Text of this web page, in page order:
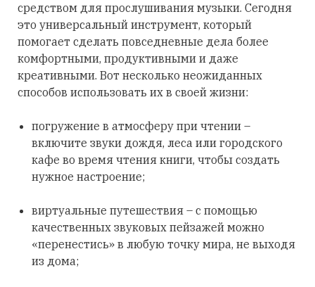
средством для прослушивания музыки. Сегодня
это универсальный инструмент, который
помогает сделать повседневные дела более
комфортными, продуктивными и даже
креативными. Вот несколько неожиданных
способов использовать их в своей жизни:
погружение в атмосферу при чтении –
включите звуки дождя, леса или городского
кафе во время чтения книги, чтобы создать
нужное настроение;
виртуальные путешествия – с помощью
качественных звуковых пейзажей можно
«перенестись» в любую точку мира, не выходя
из дома;